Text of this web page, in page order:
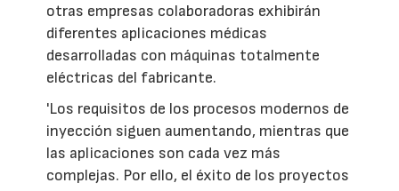
otras empresas colaboradoras exhibirán
diferentes aplicaciones médicas
desarrolladas con máquinas totalmente
eléctricas del fabricante.
'Los requisitos de los procesos modernos de
inyección siguen aumentando, mientras que
las aplicaciones son cada vez más
complejas. Por ello, el éxito de los proyectos